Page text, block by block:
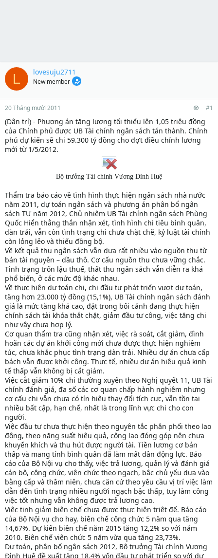
L lovesuju2711
New member
20 Tháng mười 2011 #1
(Dân trí) - Phương án tăng lương tối thiểu lên 1,05 triệu đồng
của Chính phủ được UB Tài chính ngân sách tán thành. Chính
phủ dự kiến sẽ chi 59.300 tỷ đồng cho đợt điều chỉnh lương
mới từ 1/5/2012.
Bộ trưởng Tài chính Vương Đình Huệ
Thẩm tra báo cáo về tình hình thực hiện ngân sách nhà nước
năm 2011, dự toán ngân sách và phương án phân bổ ngân
sách TƯ năm 2012, Chủ nhiệm UB Tài chính ngân sách Phùng
Quốc Hiển thẳng thắn nhận xét, tình hình chi tiêu bình quân,
dàn trải, vẫn còn tình trạng chi chưa chặt chẽ, kỷ luật tài chính
còn lỏng lẻo và thiếu đồng bộ.
Về kết quả thu ngân sách vẫn dựa rất nhiều vào nguồn thu từ
bán tài nguyên – dầu thô. Cơ cấu nguồn thu chưa vững chắc.
Tình trạng trốn lậu thuế, thất thu ngân sách vẫn diễn ra khá
phổ biến, ở các mức độ khác nhau.
Về thực hiện dự toán chi, chi đầu tư phát triển vượt dự toán,
tăng hơn 23.000 tỷ đồng (15,1%), UB Tài chính ngân sách đánh
giá là mức tăng khá cao, đặt trong bối cảnh đang thực hiện
chính sách tài khóa thắt chặt, giảm đầu tư công, việc tăng chi
như vậy chưa hợp lý.
Cơ quan thẩm tra cũng nhận xét, việc rà soát, cắt giảm, đình
hoãn các dự án khởi công mới chưa được thực hiện nghiêm
túc, chưa khắc phục tình trạng dàn trải. Nhiều dự án chưa cấp
bách vẫn được khởi công. Thực tế, nhiều dự án hiệu quả kinh
tế thấp vẫn không bị cắt giảm.
Việc cắt giảm 10% chi thường xuyên theo Nghị quyết 11, UB Tài
chính đánh giá, đa số các cơ quan chấp hành nghiêm nhưng
cơ cấu chi vẫn chưa có tín hiệu thay đổi tích cực, vẫn tồn tại
nhiều bất cập, hạn chế, nhất là trong lĩnh vực chi cho con
người.
Việc đầu tư chưa thực hiện theo nguyên tắc phân phối theo lao
động, theo năng suất hiệu quả, công lao đóng góp nên chưa
khuyến khích và thu hút được người tài. Tiền lương cơ bản
thấp và mang tính bình quân đã làm mất dần động lực. Báo
cáo của Bộ Nội vụ cho thấy, việc trả lương, quản lý và đánh giá
cán bộ, công chức, viên chức theo ngạch, bậc chủ yếu dựa vào
bằng cấp và thâm niên, chưa căn cứ theo yêu cầu vị trí việc làm
dẫn đến tình trạng nhiều người ngạch bậc thấp, tuy làm công
việc tốt nhưng vẫn không được trả lương cao.
Việc tinh giảm biên chế chưa được thực hiện triệt để. Báo cáo
của Bộ Nội vụ cho hay, biên chế công chức 5 năm qua tăng
14,67%. Dự kiến biên chế năm 2015 tăng 12,2% so với năm
2010. Biên chế viên chức 5 năm vừa qua tăng 23,73%.
Dự toán, phân bổ ngân sách 2012, Bộ trưởng Tài chính Vương
Đình Huệ đề xuất tăng 18,4% vốn đầu tư phát triển so với dự